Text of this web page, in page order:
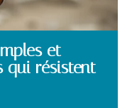
et
qui résistent